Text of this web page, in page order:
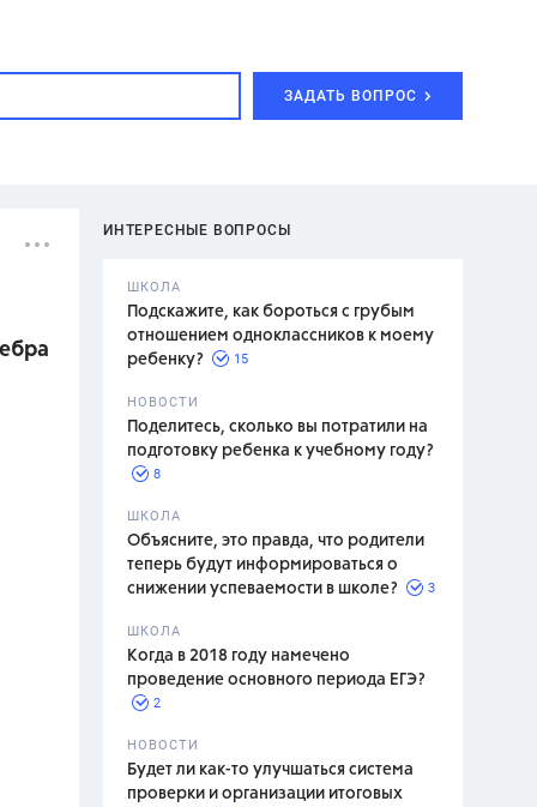
ЗАДАТЬ ВОПРОС
ИНТЕРЕСНЫЕ ВОПРОСЫ
ШКОЛА
Подскажите, как бороться с грубым
отношением одноклассников к моему
ребенку?
15
НОВОСТИ
Поделитесь, сколько вы потратили на
подготовку ребенка к учебному году?
8
ШКОЛА
Объясните, это правда, что родители
теперь будут информироваться о
снижении успеваемости в школе?
3
ШКОЛА
Когда в 2018 году намечено
проведение основного периода ЕГЭ?
2
НОВОСТИ
Будет ли как-то улучшаться система
проверки и организации итоговых